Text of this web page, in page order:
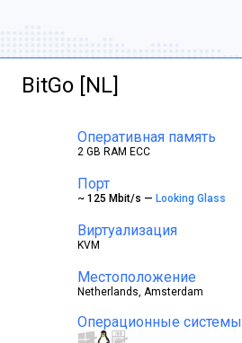
BitGo [NL]
Оперативная память
2 GB RAM ECC
Порт
~ 125 Mbit/s —Looking Glass
Виртуализация
KVM
Местоположение
Netherlands, Amsterdam
Операционные системы